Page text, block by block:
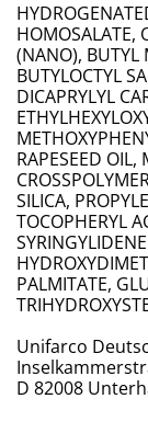
HOMOSALATE,
(NANO), BUTYL
BUTYLOCTYL
DICAPRYLYL
RAPESEED OIL,
SILICA,
TOCOPHERYL
PALMITATE,
Unifarco
D 82008